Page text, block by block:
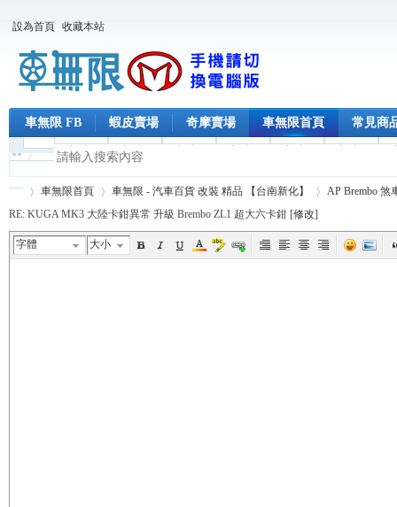
設為首頁 收藏本站
車無限 FB 蝦皮賣場 奇摩賣場 車無限首頁 常見商
車無限首頁 車無限 - 汽車百貨 改裝 精品 【台南新化】
AP Brembo 煞
RE: KUGA MK3 大陸卡鉗異常 升級 Brembo ZL1 超大六卡鉗 [修改]
字體 大小